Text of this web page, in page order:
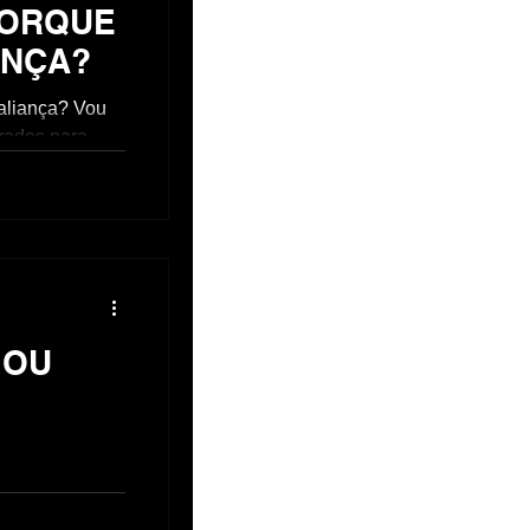
Vou
para
ebj? Não. E
que radical.